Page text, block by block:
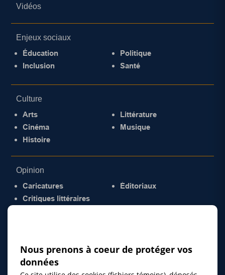
Vidéos
Enjeux sociaux
Éducation
Inclusion
Politique
Santé
Culture
Arts
Cinéma
Histoire
Littérature
Musique
Opinion
Caricatures
Critiques littéraires
Éditoriaux
Nous prenons à coeur de protéger vos
données